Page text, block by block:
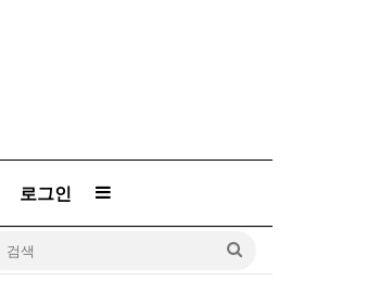
로그인 Sidebar